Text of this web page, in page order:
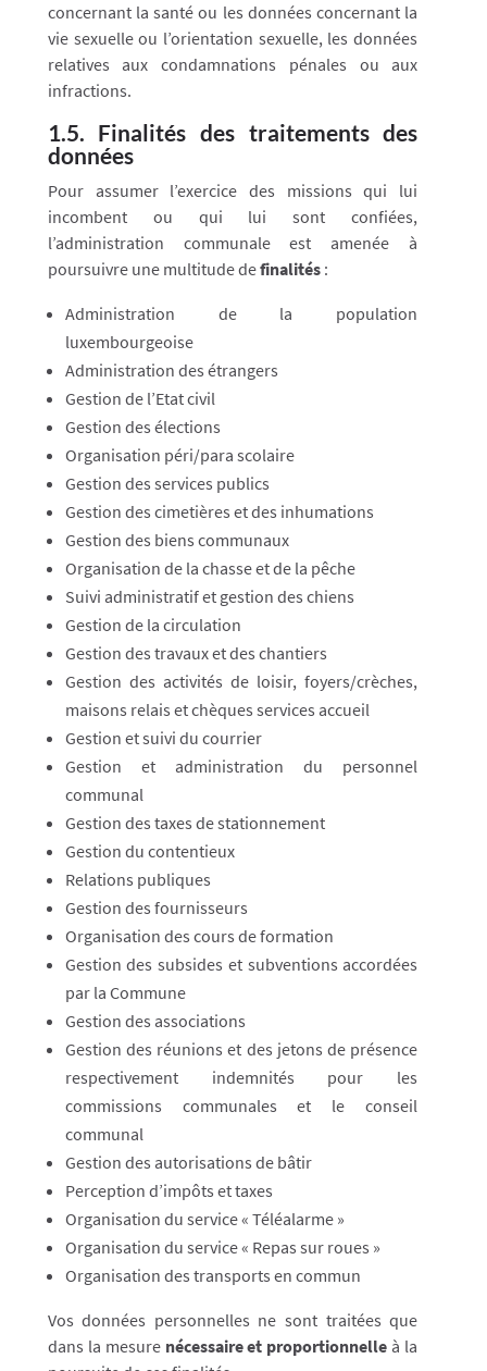
concernant la santé ou les données concernant la
vie sexuelle ou l’orientation sexuelle, les données
relatives aux condamnations pénales ou aux
infractions.
1.5. Finalités des traitements des
données
Pour assumer l’exercice des missions qui lui
incombent ou qui lui sont confiées,
l’administration communale est amenée à
poursuivre une multitude definalités :
Administration de la population
luxembourgeoise
Administration des étrangers
Gestion de l’Etat civil
Gestion des élections
Organisation péri/para scolaire
Gestion des services publics
Gestion des cimetières et des inhumations
Gestion des biens communaux
Organisation de la chasse et de la pêche
Suivi administratif et gestion des chiens
Gestion de la circulation
Gestion des travaux et des chantiers
Gestion des activités de loisir, foyers/crèches,
maisons relais et chèques services accueil
Gestion et suivi du courrier
Gestion et administration du personnel
communal
Gestion des taxes de stationnement
Gestion du contentieux
Relations publiques
Gestion des fournisseurs
Organisation des cours de formation
Gestion des subsides et subventions accordées
par la Commune
Gestion des associations
Gestion des réunions et des jetons de présence
respectivement indemnités pour les
commissions communales et le conseil
communal
Gestion des autorisations de bâtir
Perception d’impôts et taxes
Organisation du service « Téléalarme »
Organisation du service « Repas sur roues »
Organisation des transports en commun
Vos données personnelles ne sont traitées que
dans la mesure nécessaire et proportionnelle à la